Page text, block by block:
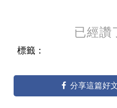
已經讚
標籤：
分享這篇好